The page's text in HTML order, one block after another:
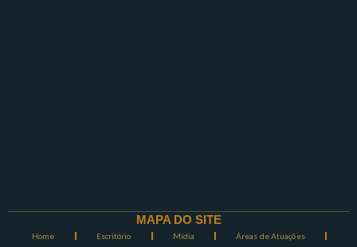
MAPA DO SITE
Home Escritório Mídia Áreas de Atuações